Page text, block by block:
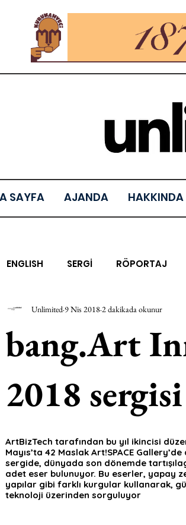
SAYFA AJANDA HAKKINDA
ENGLISH SERGİ RÖPORTAJ
SİNEMA ARAŞTIRMA
MÜZİK EGZERSİZLER YEL
#GEÇMİŞTEBUGÜN XXY
TUHAF AÇI SINIRSIZ
bang.Art
2018
Unlimited 9 Nis 2018 2 dakikada okunur
ArtBizTech tarafından bu yıl ikincisi
Mayıs’ta 42 Maslak Art!SPACE Gallery’de
sergide, dünyada son dönemde
adet eser bulunuyor. Bu eserler, yapay
yapılar gibi farklı kurgular kullanarak,
teknoloji üzerinden sorguluyor